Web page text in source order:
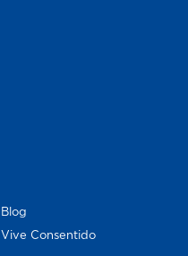
Blog
Vive Consentido